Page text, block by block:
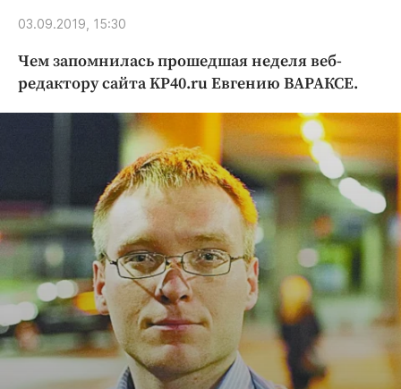
Статьи
Авто и транспорт
Криминал
Недвижимость и ЖКХ
Образование
Общество
Погода
Праздники
Происшествия
Спорт
Экономика и бизнес
03.09.2019, 15:30
Чем запомнилась прошедшая неделя веб-
редактору сайта KP40.ru Евгению ВАРАКСЕ.